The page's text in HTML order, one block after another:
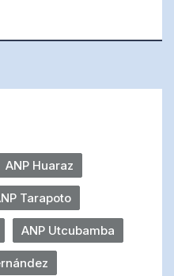
ANP Huaraz
Tarapoto
ANP Utcubamba